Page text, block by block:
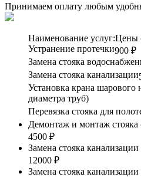
Принимаем оплату любым
Наименование услуг:Цены
Устранение протечки900 ₽
Замена стояка
Замена стояка канализации
Установка крана шарового
диаметра труб)
Перевязка стояка для
Демонтаж и монтаж стояка
4500 ₽
Замена стояка
12000 ₽
Замена стояка